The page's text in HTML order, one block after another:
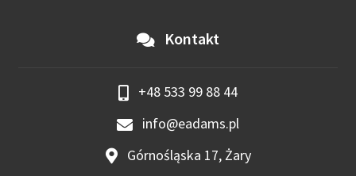
Kontakt
+48 533 99 88 44
info@eadams.pl
Górnośląska 17, Żary